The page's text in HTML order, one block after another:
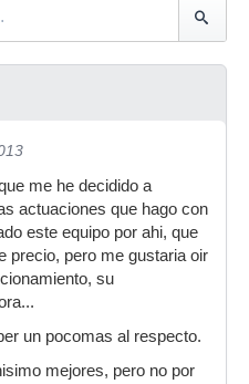
me he decidido a
actuaciones que hago con
este equipo por ahi, que
precio, pero me gustaria oir
su
un pocomas al respecto.
mejores, pero no por